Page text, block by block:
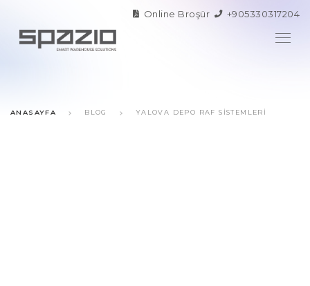
Online Broşür +905330317204
ANASAYFA BLOG YALOVA DEPO RAF SISTEMLERI